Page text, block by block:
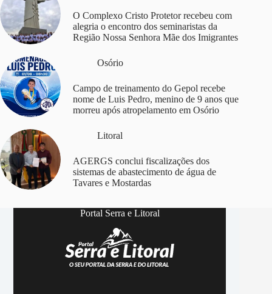
O Complexo Cristo Protetor recebeu com
alegria o encontro dos seminaristas da
Região Nossa Senhora Mãe dos Imigrantes
Osório
Campo de treinamento do Gepol recebe
nome de Luis Pedro, menino de 9 anos que
morreu após atropelamento em Osório
Litoral
AGERGS conclui fiscalizações dos
sistemas de abastecimento de água de
Tavares e Mostardas
Portal Serra e Litoral